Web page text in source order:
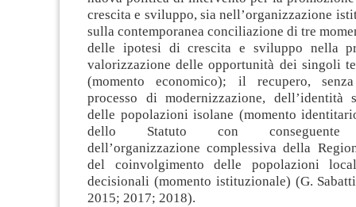
crescita e sviluppo, sia nell’organizzazione
sulla contemporanea conciliazione di tre
delle ipotesi di crescita e sviluppo nella
valorizzazione delle opportunità dei singoli
(momento economico); il recupero,
processo di modernizzazione, dell’identità
delle popolazioni isolane (momento
dello Statuto con conseguente
dell’organizzazione complessiva della
del coinvolgimento delle popolazioni
decisionali (momento istituzionale) (G.
2015; 2017; 2018).